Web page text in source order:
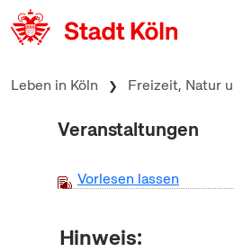
zum Inhalt springen
Leben in Köln Freizeit, Natur
Veranstaltungen
Vorlesen lassen
Hinweis: